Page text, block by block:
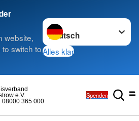
website,
switch to
Sprache wechseln zu
Alles klar
08000 365 000
e.V. Spenden